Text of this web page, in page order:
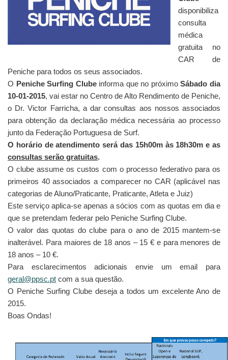
disponibiliza
consulta
médica
gratuita no
CAR de
Peniche para todos os seus associados.
O Peniche Surfing Clubeinforma que no próximoSábado dia
10-01-2015, vai estar no Centro de Alto Rendimento de Peniche,
o Dr. Victor Farricha, a dar consultas aos nossos associados
para obtenção da declaração médica necessária ao processo
junto da Federação Portuguesa de Surf.
O horário de atendimento será das 15h00m às 18h30m e as
consultas serão gratuitas.
O clube assume os custos com o processo federativo para os
primeiros 40 associados a comparecer no CAR (aplicável nas
categorias de Aluno/Praticante, Praticante, Atleta e Juiz)
Este serviço aplica-se apenas a sócios com as quotas em dia e
que se pretendam federar pelo Peniche Surfing Clube.
O valor das quotas do clube para o ano de 2015 mantem-se
inalterável. Para maiores de 18 anos – 15 € e para menores de
18 anos – 10 €.
Para esclarecimentos adicionais envie um email para
geral@ppsc.pt com a sua questão.
O Peniche Surfing Clube deseja a todos um excelente Ano de
2015.
Boas Ondas!